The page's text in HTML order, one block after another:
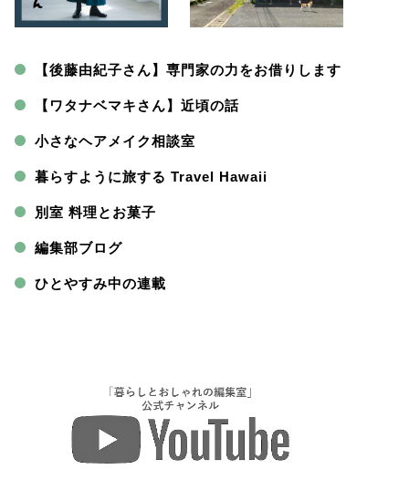
【後藤由紀子さん】専門家の力をお借りします
【ワタナベマキさん】近頃の話
小さなヘアメイク相談室
暮らすように旅する Travel Hawaii
別室 料理とお菓子
編集部ブログ
ひとやすみ中の連載